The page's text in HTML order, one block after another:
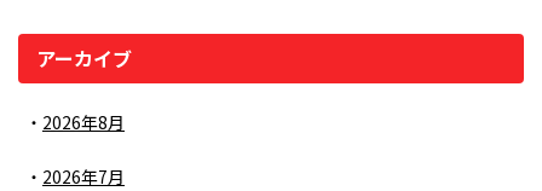
アーカイブ
2026年8月
2026年7月